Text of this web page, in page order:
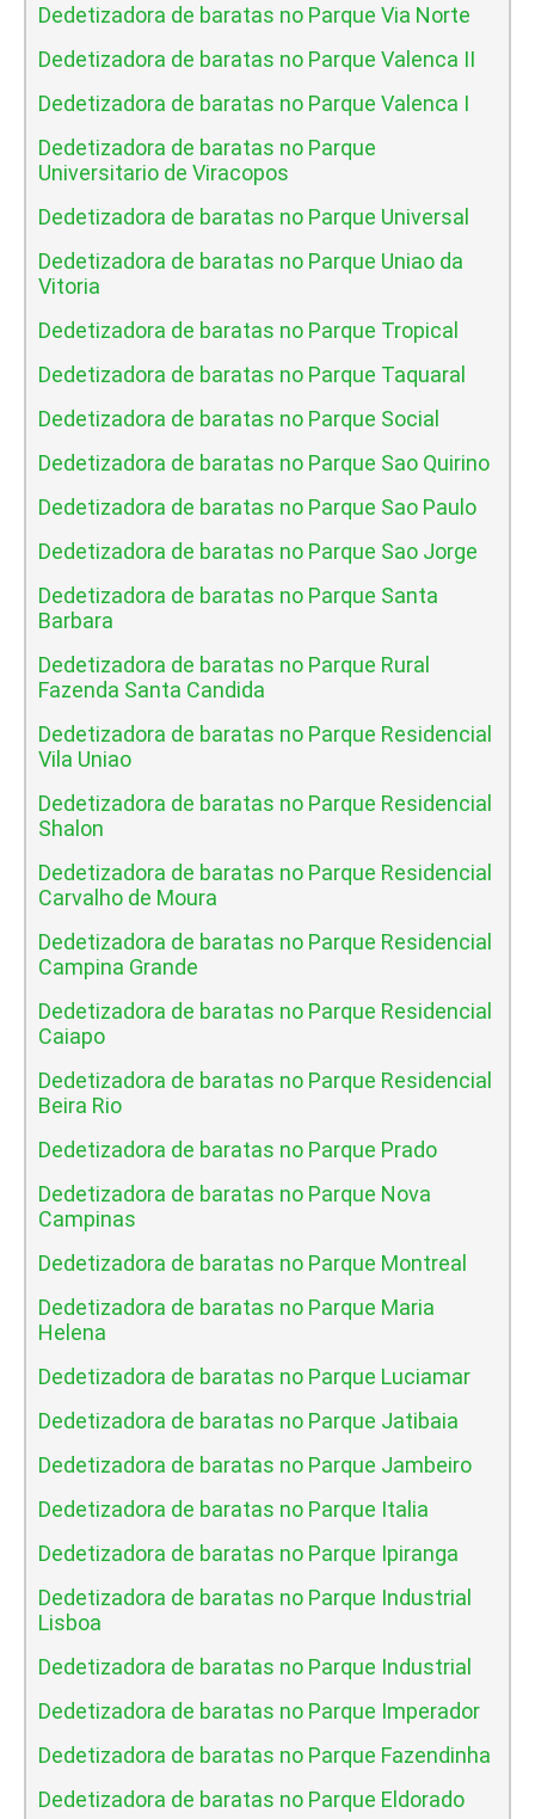
Dedetizadora de baratas no Parque Via Norte
Dedetizadora de baratas no Parque Valenca II
Dedetizadora de baratas no Parque Valenca I
Dedetizadora de baratas no Parque
Universitario de Viracopos
Dedetizadora de baratas no Parque Universal
Dedetizadora de baratas no Parque Uniao da
Vitoria
Dedetizadora de baratas no Parque Tropical
Dedetizadora de baratas no Parque Taquaral
Dedetizadora de baratas no Parque Social
Dedetizadora de baratas no Parque Sao Quirino
Dedetizadora de baratas no Parque Sao Paulo
Dedetizadora de baratas no Parque Sao Jorge
Dedetizadora de baratas no Parque Santa
Barbara
Dedetizadora de baratas no Parque Rural
Fazenda Santa Candida
Dedetizadora de baratas no Parque Residencial
Vila Uniao
Dedetizadora de baratas no Parque Residencial
Shalon
Dedetizadora de baratas no Parque Residencial
Carvalho de Moura
Dedetizadora de baratas no Parque Residencial
Campina Grande
Dedetizadora de baratas no Parque Residencial
Caiapo
Dedetizadora de baratas no Parque Residencial
Beira Rio
Dedetizadora de baratas no Parque Prado
Dedetizadora de baratas no Parque Nova
Campinas
Dedetizadora de baratas no Parque Montreal
Dedetizadora de baratas no Parque Maria
Helena
Dedetizadora de baratas no Parque Luciamar
Dedetizadora de baratas no Parque Jatibaia
Dedetizadora de baratas no Parque Jambeiro
Dedetizadora de baratas no Parque Italia
Dedetizadora de baratas no Parque Ipiranga
Dedetizadora de baratas no Parque Industrial
Lisboa
Dedetizadora de baratas no Parque Industrial
Dedetizadora de baratas no Parque Imperador
Dedetizadora de baratas no Parque Fazendinha
Dedetizadora de baratas no Parque Eldorado